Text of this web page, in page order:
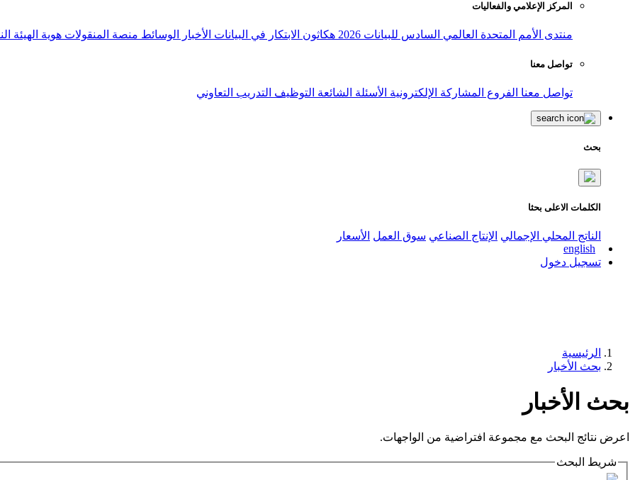
المركز الإعلامي والفعاليات
منتدى الأمم المتحدة العالمي السادس للبيانات 2026 هكاثون الابتكار في البيانات الأخبار الوسائط منصة المنقولات هوية الهيئة
تواصل معنا
تواصل معنا الفروع المشاركة الإلكترونية الأسئلة الشائعة التوظيف التدريب التعاوني
بحث
الكلمات الاعلى بحثا
الناتج المحلي الإجمالي الإنتاج الصناعي سوق العمل الأسعار
english
تسجيل دخول
الرئيسية
بحث الأخبار
بحث الأخبار
اعرض نتائج البحث مع مجموعة افتراضية من الواجهات.
شريط البحث